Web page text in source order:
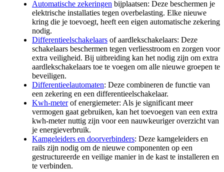
Automatische zekeringen bijplaatsen: Deze beschermen je
elektrische installaties tegen overbelasting. Elke nieuwe
kring die je toevoegt, heeft een eigen automatische zekering
nodig.
Differentieelschakelaars of aardlekschakelaars: Deze
schakelaars beschermen tegen verliesstroom en zorgen voor
extra veiligheid. Bij uitbreiding kan het nodig zijn om extra
aardlekschakelaars toe te voegen om alle nieuwe groepen te
beveiligen.
Differentieelautomaten: Deze combineren de functie van
een zekering en een differentieelschakelaar.
Kwh-meterof energiemeter: Als je significant meer
vermogen gaat gebruiken, kan het toevoegen van een extra
kwh-meter nuttig zijn voor een nauwkeuriger overzicht van
je energieverbruik.
Kamgeleiders en doorverbinders: Deze kamgeleiders en
rails zijn nodig om de nieuwe componenten op een
gestructureerde en veilige manier in de kast te installeren en
te verbinden.